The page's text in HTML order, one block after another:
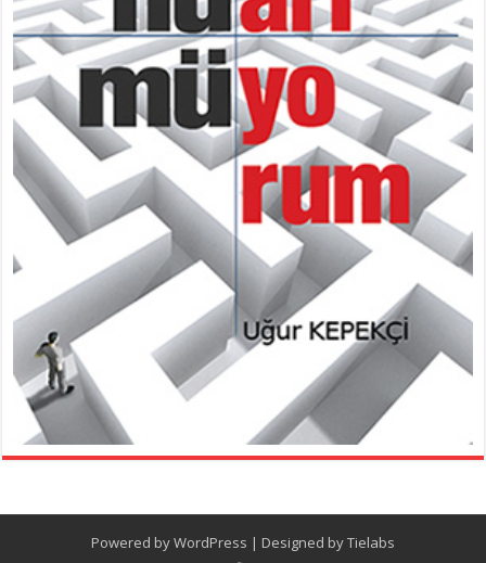
Powered byWordPress | Designed byTielabs